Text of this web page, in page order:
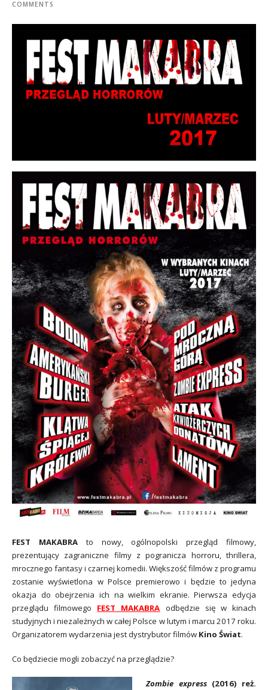
COMMENTS
FEST MAKABRAto nowy, ogólnopolski przegląd filmowy,
prezentujący zagraniczne filmy z pogranicza horroru, thrillera,
mrocznego fantasy i czarnej komedii. Większość filmów z programu
zostanie wyświetlona w Polsce premierowo i będzie to jedyna
okazja do obejrzenia ich na wielkim ekranie. Pierwsza edycja
przeglądu filmowego FEST MAKABRA odbędzie się w kinach
studyjnych i niezależnych w całej Polsce w lutym i marcu 2017 roku.
Organizatorem wydarzenia jest dystrybutor filmów Kino Świat.
Co będziecie mogli zobaczyć na przeglądzie?
Zombie express(2016) reż.